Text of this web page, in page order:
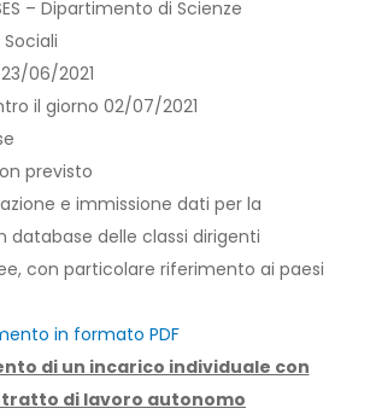
– Dipartimento di Scienze
23/06/2021
il giorno 02/07/2021
previsto
e immissione dati per la
database delle classi dirigenti
con particolare riferimento ai paesi
in formato PDF
di un incarico individuale con
di lavoro autonomo